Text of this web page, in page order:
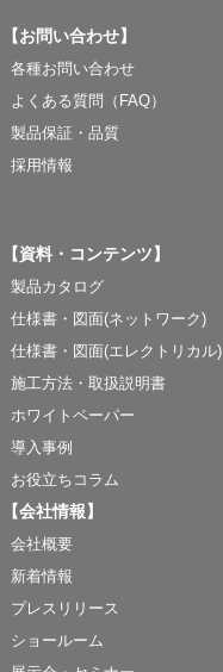
【お問い合わせ】
各種お問い合わせ
よくある質問（FAQ）
製品保証・品質
採用情報
【資料・コンテンツ】
製品カタログ
仕様書・図面(ネットワーク)
仕様書・図面(エレクトリカル)
施工方法・取扱説明書
ホワイトペーパー
導入事例
お役立ちコラム
【会社情報】
会社概要
新着情報
プレスリリース
ショールーム